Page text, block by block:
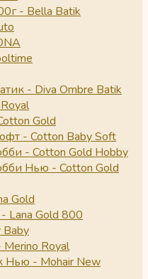
- Bella Batik
- Diva Ombre Batik
Gold
- Cotton Baby Soft
- Cotton Gold Hobby
Нью - Cotton Gold
Gold
Lana Gold 800
Royal
Нью - Mohair New